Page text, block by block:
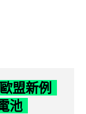
盟新例
池